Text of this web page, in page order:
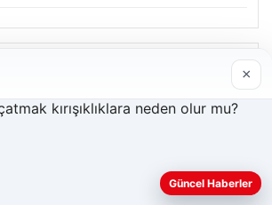
daha iyi anlayabilmek,
ve geliştirmek amacıyla çerezler
×
Güncel Haberler